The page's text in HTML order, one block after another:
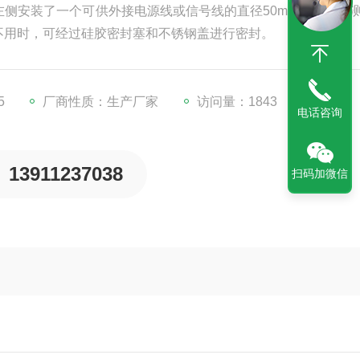
安装了一个可供外接电源线或信号线的直径50mm的孔径，
时，可经过硅胶密封塞和不锈钢盖进行密封。
厂商性质：生产厂家 访问量：1843
13911237038
电话咨询
扫码加微信